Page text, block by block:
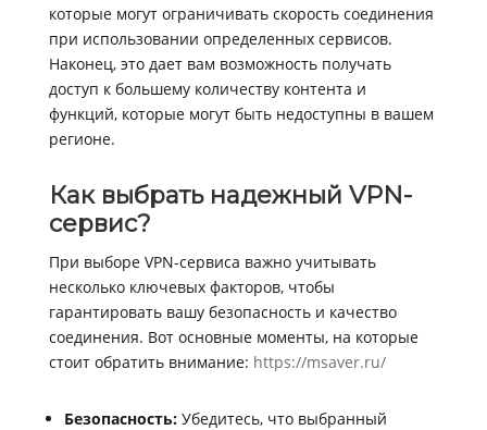
которые могут ограничивать скорость соединения
при использовании определенных сервисов.
Наконец, это дает вам возможность получать
доступ к большему количеству контента и
функций, которые могут быть недоступны в вашем
регионе.
Как выбрать надежный VPN-
сервис?
При выборе VPN-сервиса важно учитывать
несколько ключевых факторов, чтобы
гарантировать вашу безопасность и качество
соединения. Вот основные моменты, на которые
стоит обратить внимание: https://msaver.ru/
Безопасность:Убедитесь, что выбранный